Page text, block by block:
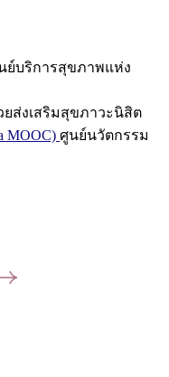
ย์บริการสุขภาพแห่ง
ส่งเสริมสุขภาวะนิสิต
MOOC) ศูนย์นวัตกรรม